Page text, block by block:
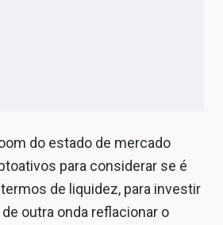
do estado de mercado
para considerar se é
de liquidez, para investir
outra onda reflacionar o